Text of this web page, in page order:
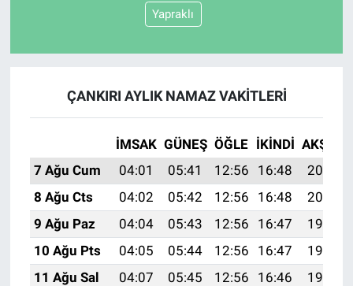
Yapraklı
ÇANKIRI AYLIK NAMAZ VAKITLERI
İMSAK GÜNEŞ ÖĞLE İKINDI AKŞAM
7 Ağu Cum
04:01 05:41 12:56 16:48
20:02
8 Ağu Cts
04:02 05:42 12:56 16:48
20:01
9 Ağu Paz
04:04 05:43 12:56 16:47
19:59
10 Ağu Pts
04:05 05:44 12:56 16:47
19:58
11 Ağu Sal
04:07 05:45 12:56 16:46
19:57